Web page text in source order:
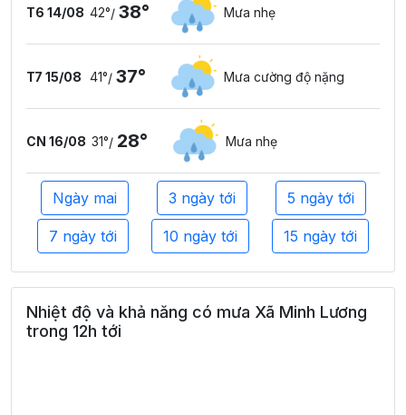
T6 14/08 42°/ 38° Mưa nhẹ
T7 15/08 41°/ 37° Mưa cường độ nặng
CN 16/08 31°/ 28° Mưa nhẹ
Ngày mai 3 ngày tới 5 ngày tới
7 ngày tới 10 ngày tới 15 ngày tới
Nhiệt độ và khả năng có mưa Xã Minh Lương
trong 12h tới